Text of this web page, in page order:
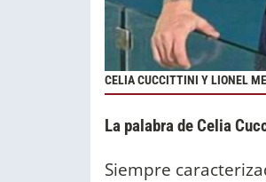
CELIA CUCCITTINI Y LIONEL
La palabra de Celia
Siempre